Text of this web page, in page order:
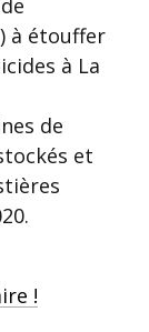
à étouffer
à La
de
et
!